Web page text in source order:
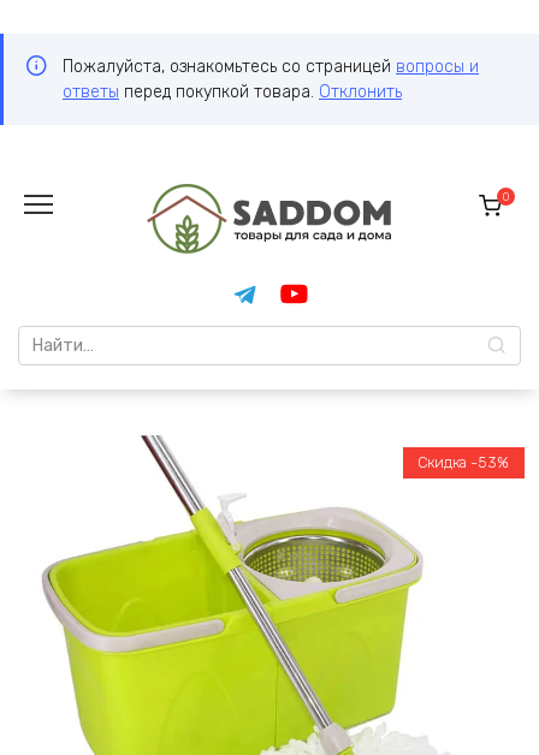
Пожалуйста, ознакомьтесь со страницей вопросы и
ответы перед покупкой товара. Отклонить
содержанию
Search
for:
0
Скидка -53%